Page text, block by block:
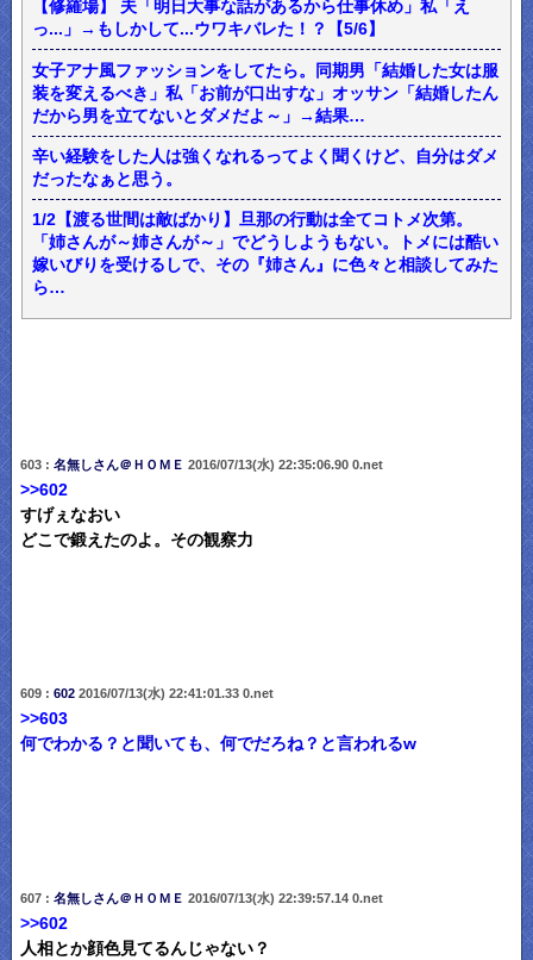
【修羅場】 夫「明日大事な話があるから仕事休め」私「え
っ...」→もしかして...ウワキバレた！？【5/6】
女子アナ風ファッションをしてたら。同期男「結婚した女は服
装を変えるべき」私「お前が口出すな」オッサン「結婚したん
だから男を立てないとダメだよ～」→結果…
辛い経験をした人は強くなれるってよく聞くけど、自分はダメ
だったなぁと思う。
1/2【渡る世間は敵ばかり】旦那の行動は全てコトメ次第。
「姉さんが～姉さんが～」でどうしようもない。トメには酷い
嫁いびりを受けるしで、その『姉さん』に色々と相談してみた
ら…
603 : 名無しさん＠ＨＯＭＥ 2016/07/13(水) 22:35:06.90 0.net
>>602
すげぇなおい
どこで鍛えたのよ。その観察力
609 : 6022016/07/13(水) 22:41:01.33 0.net
>>603
何でわかる？と聞いても、何でだろね？と言われるw
607 : 名無しさん＠ＨＯＭＥ 2016/07/13(水) 22:39:57.14 0.net
>>602
人相とか顔色見てるんじゃない？